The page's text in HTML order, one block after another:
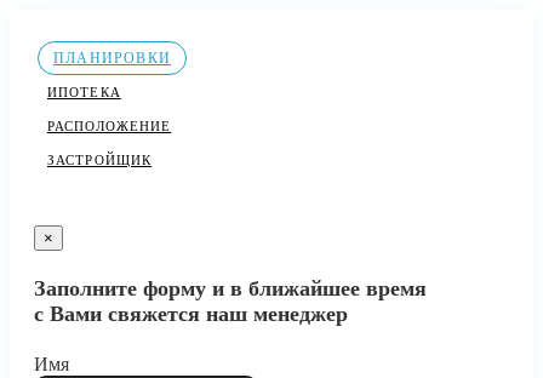
ПЛАНИРОВКИ
ИПОТЕКА
РАСПОЛОЖЕНИЕ
ЗАСТРОЙЩИК
×
Заполните форму и в ближайшее время
с Вами свяжется наш менеджер
Имя